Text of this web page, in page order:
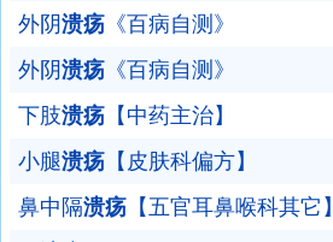
外阴溃疡 《百病自测》
外阴溃疡 《百病自测》
下肢溃疡 【中药主治】
小腿溃疡 【皮肤科偏方】
鼻中隔溃疡 【五官耳鼻喉科其它】